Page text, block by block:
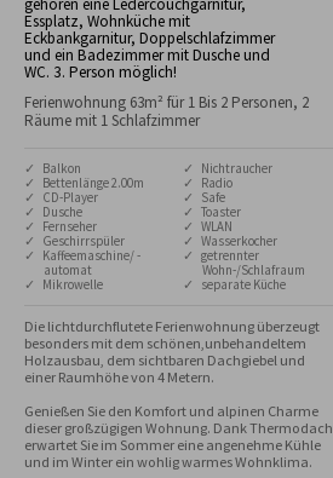
Essplatz, Wohnküche mit
Eckbankgarnitur, Doppelschlafzimmer
und ein Badezimmer mit Dusche und
WC. 3. Person möglich!
Ferienwohnung 63m² für 1 Bis 2 Personen, 2
Räume mit 1 Schlafzimmer
✓ Balkon
✓ Bettenlänge 2.00m
✓ CD-Player
✓ Dusche
✓ Fernseher
✓ Geschirrspüler
✓ Kaffeemaschine/ -
automat
✓ Mikrowelle
✓ Nichtraucher
✓ Radio
✓ Safe
✓ Toaster
✓ WLAN
✓ Wasserkocher
✓ getrennter
Wohn-/Schlafraum
✓ separate Küche
Die lichtdurchflutete Ferienwohnung überzeugt
besonders mit dem schönen,unbehandeltem
Holzausbau, dem sichtbaren Dachgiebel und
einer Raumhöhe von 4 Metern.
Genießen Sie den Komfort und alpinen Charme
dieser großzügigen Wohnung. Dank Thermodach
erwartet Sie im Sommer eine angenehme Kühle
und im Winter ein wohlig warmes Wohnklima.